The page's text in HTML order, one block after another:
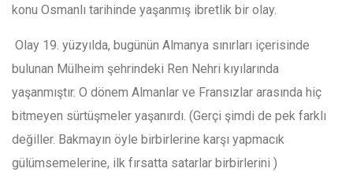
konu Osmanlı tarihinde yaşanmış ibretlik bir olay.
Olay 19. yüzyılda, bugünün Almanya sınırları içerisinde
bulunan Mülheim şehrindeki Ren Nehri kıyılarında
yaşanmıştır. O dönem Almanlar ve Fransızlar arasında hiç
bitmeyen sürtüşmeler yaşanırdı. (Gerçi şimdi de pek farklı
değiller. Bakmayın öyle birbirlerine karşı yapmacık
gülümsemelerine, ilk fırsatta satarlar birbirlerini )